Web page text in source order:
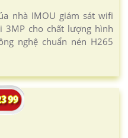
nhà IMOU giám sát wifi
3MP cho chất lượng hình
nghệ chuẩn nén H265